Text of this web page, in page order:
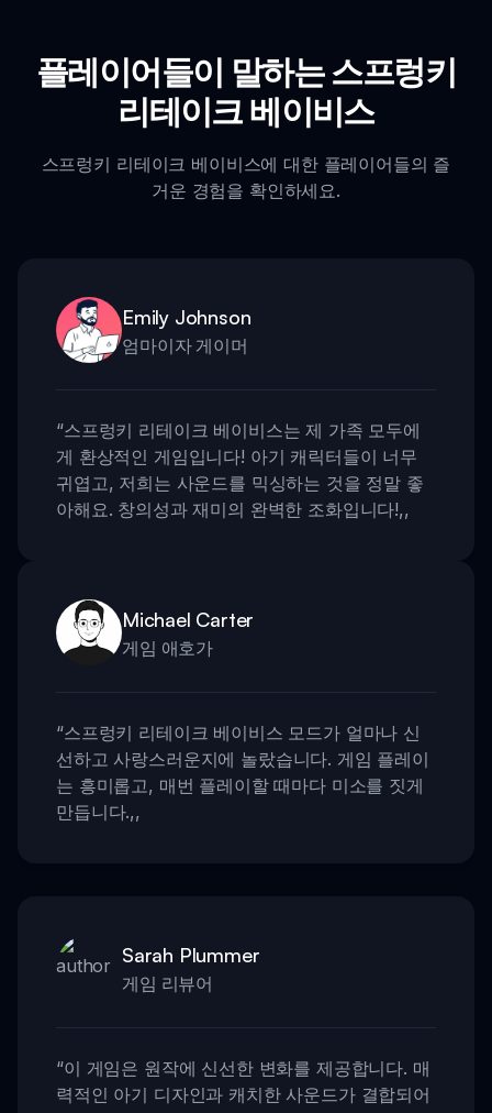
플레이어들이 말하는 스프렁키
리테이크 베이비스
스프렁키 리테이크 베이비스에 대한 플레이어들의 즐
거운 경험을 확인하세요.
Emily Johnson
엄마이자 게이머
“스프렁키 리테이크 베이비스는 제 가족 모두에
게 환상적인 게임입니다! 아기 캐릭터들이 너무
귀엽고, 저희는 사운드를 믹싱하는 것을 정말 좋
아해요. 창의성과 재미의 완벽한 조화입니다!,,
Michael Carter
게임 애호가
“스프렁키 리테이크 베이비스 모드가 얼마나 신
선하고 사랑스러운지에 놀랐습니다. 게임 플레이
는 흥미롭고, 매번 플레이할 때마다 미소를 짓게
만듭니다.,,
Sarah Plummer
게임 리뷰어
“이 게임은 원작에 신선한 변화를 제공합니다. 매
력적인 아기 디자인과 캐치한 사운드가 결합되어